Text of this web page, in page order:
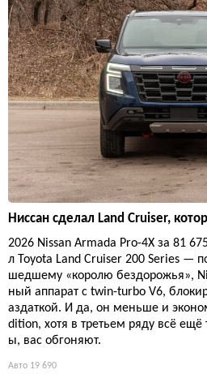
Ниссан сделал Land Cruiser,
2026 Nissan Armada Pro-4X за 81
л Toyota Land Cruiser 200 Series —
шедшему «королю бездорожья»,
ный аппарат с twin-turbo V6,
аздаткой. И да, он меньше и
dition, хотя в третьем ряду всё ещё
ы, вас обгоняют.
Авто 19 690